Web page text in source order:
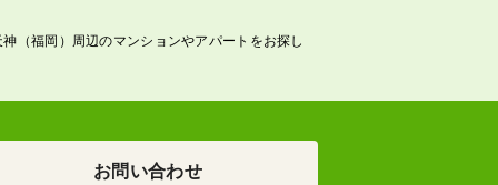
（福岡）周辺のマンションやアパートをお探し
お問い合わせ